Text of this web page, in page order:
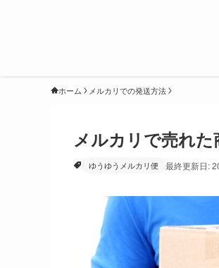
ホーム メルカリでの発送方法
メルカリで売れ
ゆうゆうメルカリ便 最終更新日: